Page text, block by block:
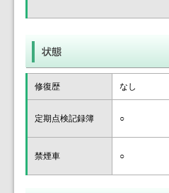
修復歴 なし
定期点検記録簿 ○
禁煙車 ○